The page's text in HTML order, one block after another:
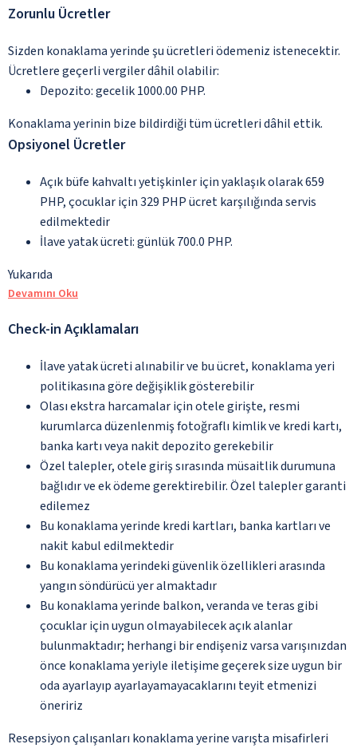
Zorunlu Ücretler
Sizden konaklama yerinde şu ücretleri ödemeniz istenecektir.
Ücretlere geçerli vergiler dâhil olabilir:
Depozito: gecelik 1000.00 PHP.
Konaklama yerinin bize bildirdiği tüm ücretleri dâhil ettik.
Opsiyonel Ücretler
Açık büfe kahvaltı yetişkinler için yaklaşık olarak 659
PHP, çocuklar için 329 PHP ücret karşılığında servis
edilmektedir
İlave yatak ücreti: günlük 700.0 PHP.
Yukarıda
Devamını Oku
Check-in Açıklamaları
İlave yatak ücreti alınabilir ve bu ücret, konaklama yeri
politikasına göre değişiklik gösterebilir
Olası ekstra harcamalar için otele girişte, resmi
kurumlarca düzenlenmiş fotoğraflı kimlik ve kredi kartı,
banka kartı veya nakit depozito gerekebilir
Özel talepler, otele giriş sırasında müsaitlik durumuna
bağlıdır ve ek ödeme gerektirebilir. Özel talepler garanti
edilemez
Bu konaklama yerinde kredi kartları, banka kartları ve
nakit kabul edilmektedir
Bu konaklama yerindeki güvenlik özellikleri arasında
yangın söndürücü yer almaktadır
Bu konaklama yerinde balkon, veranda ve teras gibi
çocuklar için uygun olmayabilecek açık alanlar
bulunmaktadır; herhangi bir endişeniz varsa varışınızdan
önce konaklama yeriyle iletişime geçerek size uygun bir
oda ayarlayıp ayarlayamayacaklarını teyit etmenizi
öneririz
Resepsiyon çalışanları konaklama yerine varışta misafirleri